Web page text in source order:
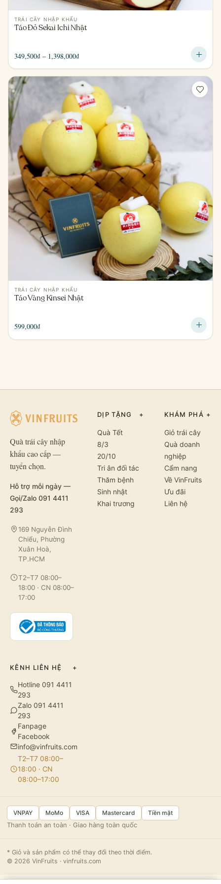
TRÁI CÂY NHẬP KHẨU
Táo Đỏ Sekai Ichi Nhật
349,500₫ – 1,398,000₫
từ
349,500₫
đến
1,398,000₫
TRÁI CÂY NHẬP KHẨU
Táo Vàng Kinsei Nhật
599,000₫
Quà trái cây nhập
khẩu cao cấp —
tuyển chọn.
Hỗ trợ mỗi ngày —
Gọi/Zalo 091 4411
293
169 Nguyễn Đình
Chiểu, Phường
Xuân Hoà,
TP.HCM
T2–T7 08:00–
18:00 · CN 08:00–
17:00
DỊP TẶNG +
Quà Tết
8/3
20/10
Tri ân đối tác
Thăm bệnh
Sinh nhật
Khai trương
KHÁM PHÁ +
Giỏ trái cây
Quà doanh
nghiệp
Cẩm nang
Về VinFruits
Ưu đãi
Liên hệ
KÊNH LIÊN HỆ +
Hotline 091 4411
293
Zalo 091 4411
293
Fanpage
Facebook
info@vinfruits.com
T2–T7 08:00–
18:00 · CN
08:00–17:00
VNPAY MoMo VISA Mastercard Tiền mặt
Thanh toán an toàn · Giao hàng toàn quốc
* Giỏ và sản phẩm có thể thay đổi theo thời điểm.
© 2026 VinFruits · vinfruits.com